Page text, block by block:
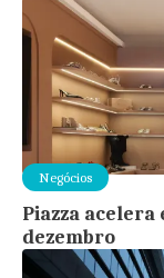
Negócios
Piazza acelera
dezembro